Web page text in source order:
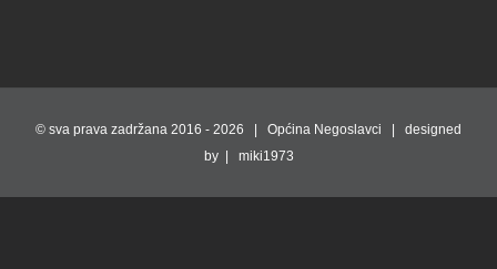
© sva prava zadržana 2016 - 2026 | Općina Negoslavci | designed
by | miki1973